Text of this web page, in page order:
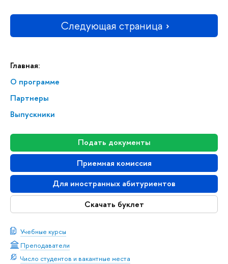
Главная:
О программе
Партнеры
Выпускники
Подать документы
Приемная комиссия
Для иностранных абитуриентов
Скачать буклет
Учебные курсы
Преподаватели
Число студентов и вакантные места
Следующая страница